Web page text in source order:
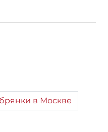
в Москве